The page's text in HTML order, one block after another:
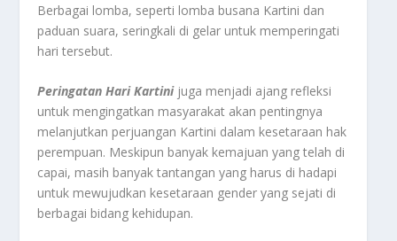
Berbagai lomba, seperti lomba busana Kartini dan
paduan suara, seringkali di gelar untuk memperingati
hari tersebut.
Peringatan Hari Kartinijuga menjadi ajang refleksi
untuk mengingatkan masyarakat akan pentingnya
melanjutkan perjuangan Kartini dalam kesetaraan hak
perempuan. Meskipun banyak kemajuan yang telah di
capai, masih banyak tantangan yang harus di hadapi
untuk mewujudkan kesetaraan gender yang sejati di
berbagai bidang kehidupan.